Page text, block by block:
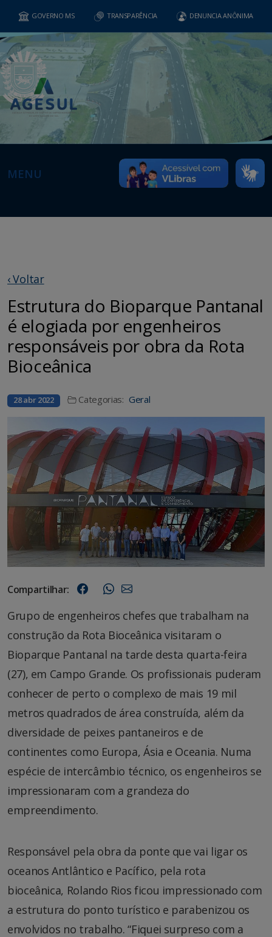
GOVERNO MS TRANSPARÊNCIA DENUNCIA ANÔNIMA
MENU
‹ Voltar
Estrutura do Bioparque Pantanal
é elogiada por engenheiros
responsáveis por obra da Rota
Bioceânica
28 abr 2022 Categorias: Geral
Compartilhar:
Grupo de engenheiros chefes que trabalham na
construção da Rota Bioceânica visitaram o
Bioparque Pantanal na tarde desta quarta-feira
(27), em Campo Grande. Os profissionais puderam
conhecer de perto o complexo de mais 19 mil
metros quadrados de área construída, além da
diversidade de peixes pantaneiros e de
continentes como Europa, Ásia e Oceania. Numa
espécie de intercâmbio técnico, os engenheiros se
impressionaram com a grandeza do
empreendimento.
Responsável pela obra da ponte que vai ligar os
oceanos Antlântico e Pacífico, pela rota
bioceânica, Rolando Rios ficou impressionado com
a estrutura do ponto turístico e parabenizou os
envolvidos no trabalho. “Fiquei surpreso com a